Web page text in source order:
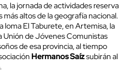
la jornada de actividades reserva
más altos de la geografía nacional.
loma El Taburete, en Artemisa, la
Unión de Jóvenes Comunistas
de esa provincia, al tiempo
Hermanos Saízsubirán al